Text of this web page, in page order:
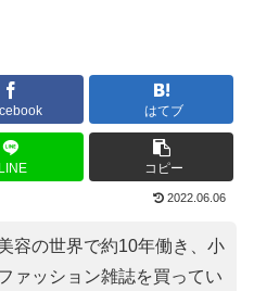
はてブ
LINE コピー
2022.06.06
容の世界で約10年働き、小
ァッション雑誌を買ってい